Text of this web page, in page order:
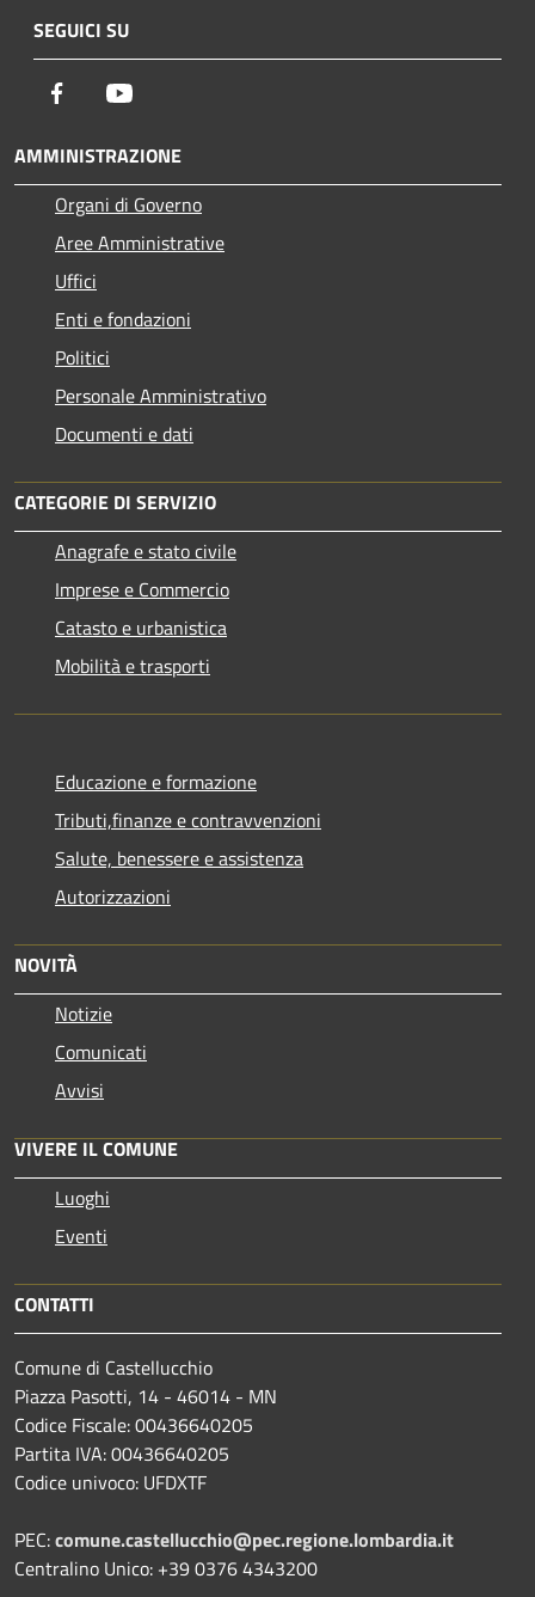
SEGUICI SU
Facebook
AMMINISTRAZIONE
Organi di Governo
Aree Amministrative
Uffici
Enti e fondazioni
Politici
Personale Amministrativo
Documenti e dati
CATEGORIE DI SERVIZIO
Anagrafe e stato civile
Imprese e Commercio
Catasto e urbanistica
Mobilità e trasporti
Educazione e formazione
Tributi,finanze e contravvenzioni
Salute, benessere e assistenza
Autorizzazioni
NOVITÀ
Notizie
Comunicati
Avvisi
VIVERE IL COMUNE
Luoghi
Eventi
CONTATTI
Comune di Castellucchio
Piazza Pasotti, 14 - 46014 - MN
Codice Fiscale: 00436640205
Partita IVA: 00436640205
Codice univoco: UFDXTF
PEC:comune.castellucchio@pec.regione.lombardia.it
Centralino Unico: +39 0376 4343200